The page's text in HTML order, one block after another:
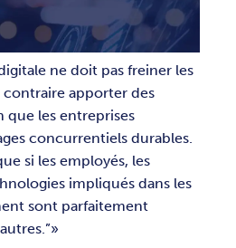
ne doit pas freiner les
contraire apporter des
que les entreprises
concurrentiels durables.
si les employés, les
impliqués dans les
sont parfaitement